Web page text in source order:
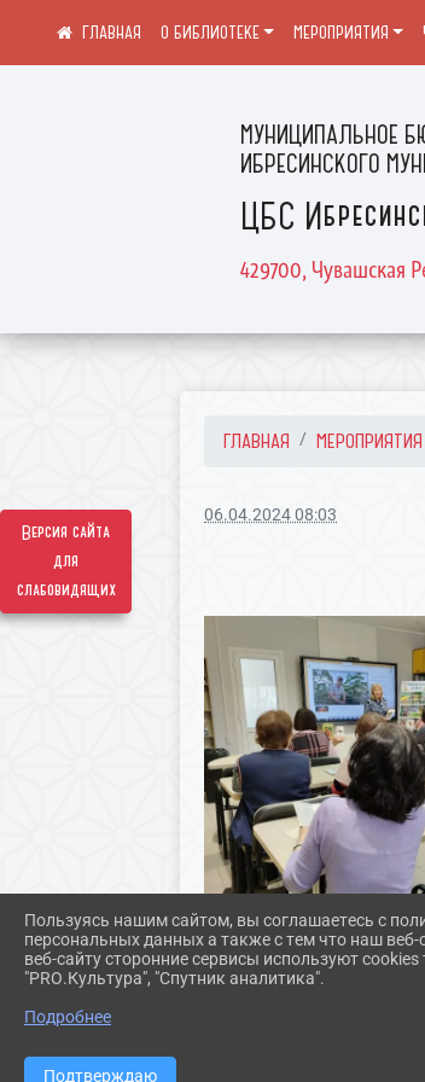
Версия сайта
для
слабовидящих
МУНИЦИПАЛЬНОЕ
ИБРЕСИНСКОГО
ЦБС
429700, Чувашская
О БИБЛИОТЕКЕ МЕРОПРИЯТИЯ
ГЛАВНАЯ МЕРОПРИЯТИЯ
06.04.2024 08:03
Пользуясь нашим сайтом, вы соглашаетесь с
персональных данных а также с тем что наш
веб-сайту сторонние сервисы используют cookies
"PRO.Культура", "Спутник аналитика".
Подробнее
Подтверждаю